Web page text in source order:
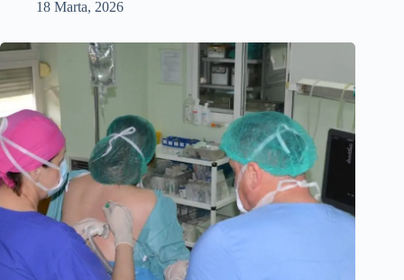
18 Marta, 2026